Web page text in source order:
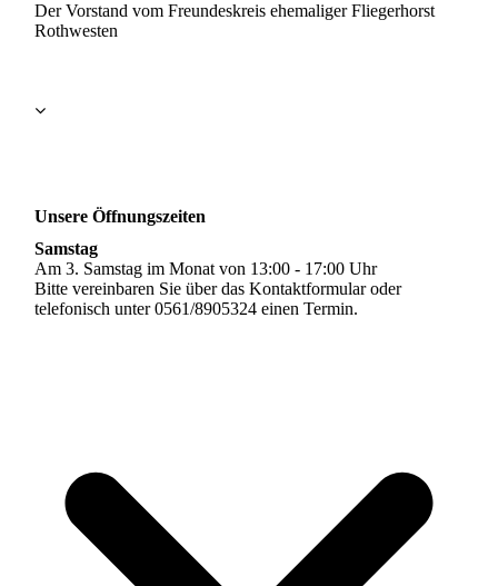
Der Vorstand vom Freundeskreis ehemaliger Fliegerhorst
Rothwesten
Unsere Öffnungszeiten
Samstag
Am 3. Samstag im Monat von 13:00 - 17:00 Uhr
Bitte vereinbaren Sie über das Kontaktformular oder
telefonisch unter 0561/8905324 einen Termin.